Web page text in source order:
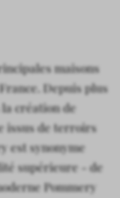
maisons
Depuis plus
création de
issus de terroirs
est synonyme
supérieure - de
Pommery